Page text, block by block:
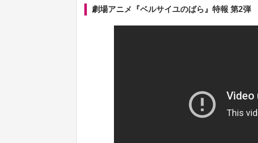
劇場アニメ『ベルサイユのばら』特報 第2弾